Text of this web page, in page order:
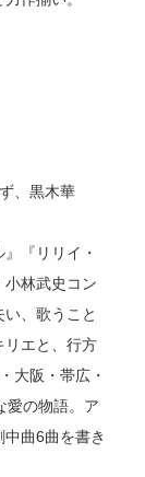
、黒木華
』『リリイ・
小林武史コン
、歌うこと
リエと、行方
大阪・帯広・
愛の物語。ア
曲6曲を書き